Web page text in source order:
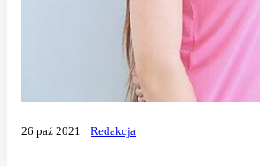
26 paź 2021 Redakcja